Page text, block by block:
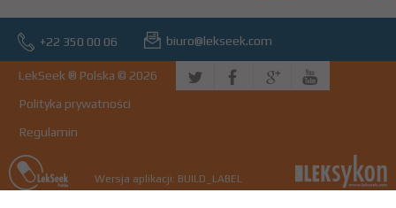
+22 350 00 06 biuro@lekseek.com
LekSeek ® Polska © 2026
Polityka prywatności
Regulamin
Wersja aplikacji: BUILD_LABEL